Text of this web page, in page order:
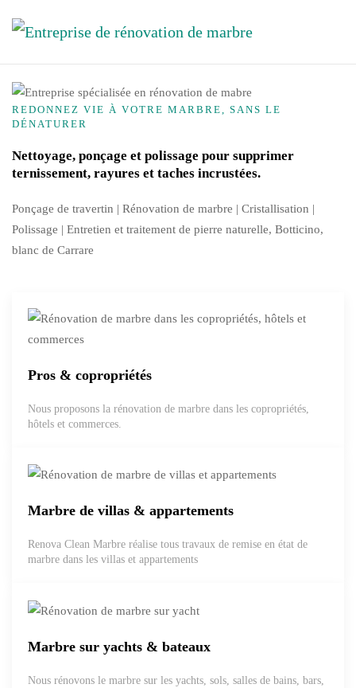
Accéder au contenu principal
REDONNEZ VIE À VOTRE MARBRE, SANS LE
DÉNATURER
Nettoyage, ponçage et polissage pour supprimer
ternissement, rayures et taches incrustées.
Ponçage de travertin | Rénovation de marbre | Cristallisation |
Polissage | Entretien et traitement de pierre naturelle, Botticino,
blanc de Carrare
Pros & copropriétés
Nous proposons la rénovation de marbre dans les copropriétés,
hôtels et commerces.
Marbre de villas & appartements
Renova Clean Marbre réalise tous travaux de remise en état de
marbre dans les villas et appartements
Marbre sur yachts & bateaux
Nous rénovons le marbre sur les yachts, sols, salles de bains, bars,